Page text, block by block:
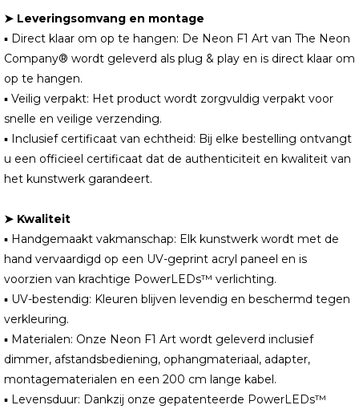
➤ Leveringsomvang en montage
▪ Direct klaar om op te hangen: De Neon F1 Art van The Neon
Company® wordt geleverd als plug & play en is direct klaar om
op te hangen.
▪ Veilig verpakt: Het product wordt zorgvuldig verpakt voor
snelle en veilige verzending.
▪ Inclusief certificaat van echtheid: Bij elke bestelling ontvangt
u een officieel certificaat dat de authenticiteit en kwaliteit van
het kunstwerk garandeert.
➤ Kwaliteit
▪ Handgemaakt vakmanschap: Elk kunstwerk wordt met de
hand vervaardigd op een UV-geprint acryl paneel en is
voorzien van krachtige PowerLEDs™ verlichting.
▪ UV-bestendig: Kleuren blijven levendig en beschermd tegen
verkleuring.
▪ Materialen: Onze Neon F1 Art wordt geleverd inclusief
dimmer, afstandsbediening, ophangmateriaal, adapter,
montagematerialen en een 200 cm lange kabel.
▪ Levensduur: Dankzij onze gepatenteerde PowerLEDs™